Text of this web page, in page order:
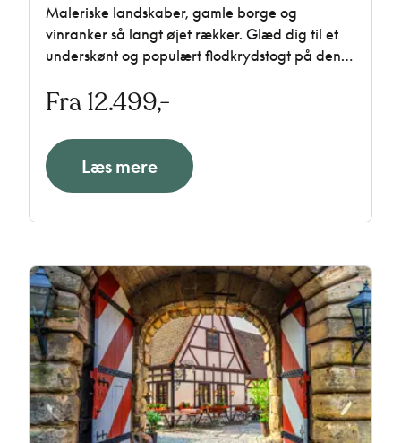
Maleriske landskaber, gamle borge og
vinranker så langt øjet rækker. Glæd dig til et
underskønt og populært flodkrydstogt på den
smukkeste strækning af Rhinen. Vi sejler med
det populære 4-stjernede skib MS Leonora.
Fra 12.499,-
Læs mere